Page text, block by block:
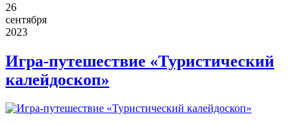
26
сентября
2023
Игра-путешествие «Туристический
калейдоскоп»